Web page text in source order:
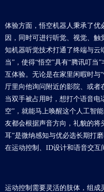
体验方面，悟空机器人秉承了优
因，同时可进行听觉、视觉、
知机器听觉技术打通了终端与云
当”，使得“悟空”具有“腾讯叮当
互体验。无论是在家里闲暇时与
厅里向他询问附近的影院、或
当双手被占用时，想打个语音电
空”，就能马上唤醒这个人工智
友都会根据声音方向，礼貌的将
耳”是微纳感知与优必选长期打
在运动控制、ID设计和语音交互
运动控制需要灵活的肢体，组成